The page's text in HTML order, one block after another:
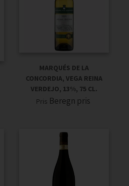
MARQUÉS DE LA
CONCORDIA, VEGA REINA
VERDEJO, 13%, 75 CL.
Pris Beregn pris